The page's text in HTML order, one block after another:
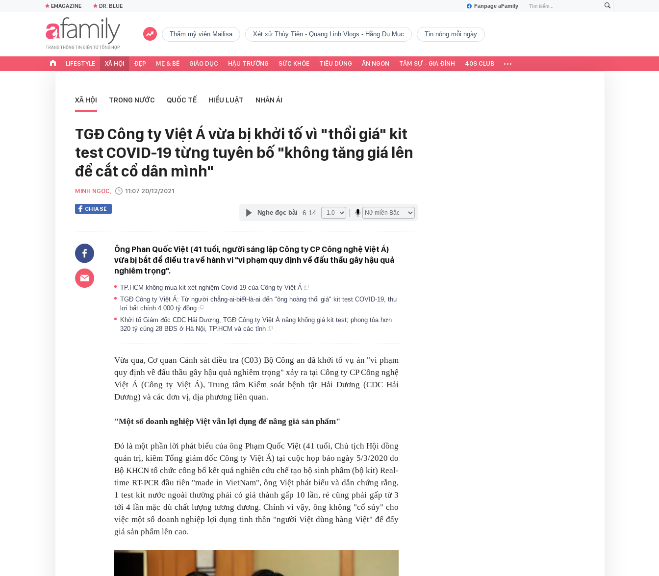
Fanpage aFamily
EMAGAZINE DR. BLUE
Thẩm mỹ viện Mailisa Xét xử Thùy Tiên - Quang Linh Vlogs - Hằng Du Mục tin nóng mỗi ngày
LIFESTYLE XÃ HỘI ĐẸP MẸ & BÉ GIÁO DỤC HẬU TRƯỜNG SỨC KHỎE TIÊU DÙNG ĂN NGON TÂM SỰ - GIA ĐÌNH 40S CLUB
XÃ HỘI TRONG NƯỚC QUỐC TẾ HIỂU LUẬT NHÂN ÁI
TGĐ Công ty Việt Á vừa bị khởi tố vì "thổi giá" kit
test COVID-19 từng tuyên bố "không tăng giá lên
để cắt cổ dân mình"
MINH NGỌC, 11:07 20/12/2021
CHIA SẺ Nghe đọc bài 6:14
Ông Phan Quốc Việt (41 tuổi, người sáng lập Công ty CP Công nghệ Việt Á)
vừa bị bắt để điều tra về hành vi "vi phạm quy định về đấu thầu gây hậu quả
nghiêm trọng".
TP.HCM không mua kit xét nghiệm Covid-19 của Công ty Việt Á
TGĐ Công ty Việt Á: Từ người chẳng-ai-biết-là-ai đến "ông hoàng thổi giá" kit test COVID-19, thu
lợi bất chính 4.000 tỷ đồng
Khởi tố Giám đốc CDC Hải Dương, TGĐ Công ty Việt Á nâng khống giá kit test; phong tỏa hơn
320 tỷ cùng 28 BĐS ở Hà Nội, TP.HCM và các tỉnh
Vừa qua, Cơ quan Cảnh sát điều tra (C03) Bộ Công an đã khởi tố vụ án "vi phạm
quy định về đấu thầu gây hậu quả nghiêm trọng" xảy ra tại Công ty CP Công nghệ
Việt Á (Công ty Việt Á), Trung tâm Kiểm soát bệnh tật Hải Dương (CDC Hải
Dương) và các đơn vị, địa phương liên quan.
"Một số doanh nghiệp Việt vẫn lợi dụng để nâng giá sản phẩm"
Đó là một phần lời phát biểu của ông Phạm Quốc Việt (41 tuổi, Chủ tịch Hội đồng
quản trị, kiêm Tổng giám đốc Công ty Việt Á) tại cuộc họp báo ngày 5/3/2020 do
Bộ KHCN tổ chức công bố kết quả nghiên cứu chế tạo bộ sinh phẩm (bộ kit) Real-
time RT-PCR đầu tiên "made in VietNam", ông Việt phát biểu và dẫn chứng rằng,
1 test kit nước ngoài thường phải có giá thành gấp 10 lần, rẻ cũng phải gấp từ 3
tới 4 lần mặc dù chất lượng tương đương. Chính vì vậy, ông không "cổ súy" cho
việc một số doanh nghiệp lợi dụng tinh thần "người Việt dùng hàng Việt" để đẩy
giá sản phẩm lên cao.